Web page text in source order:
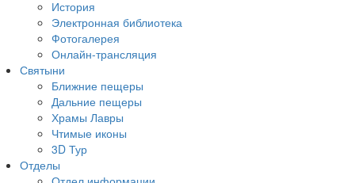
История
Электронная библиотека
Фотогалерея
Онлайн-трансляция
Святыни
Ближние пещеры
Дальние пещеры
Храмы Лавры
Чтимые иконы
3D Тур
Отделы